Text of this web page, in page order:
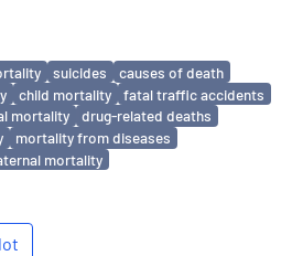
suicides
causes of death
child mortality
fatal traffic accidents
mortality
drug-related deaths
mortality from diseases
mortality